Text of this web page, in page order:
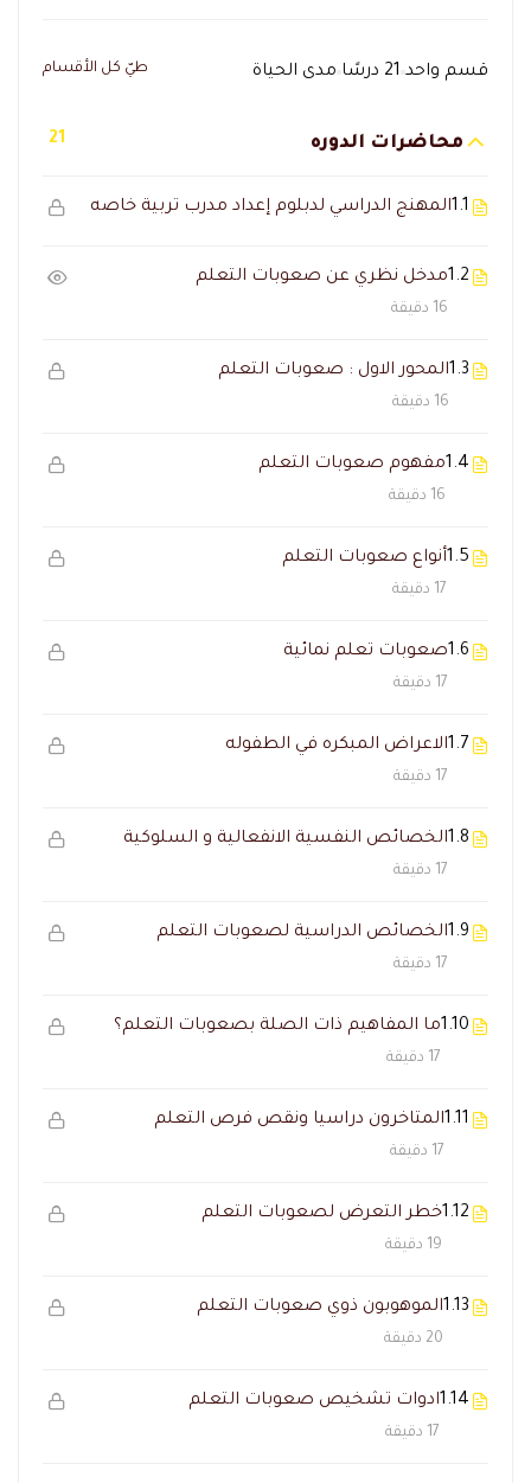
قسم واحد 21 درسًا مدى الحياة طيّ كل الأقسام
محاضرات الدوره 21
1.1المهنج الدراسي لدبلوم إعداد مدرب تربية خاصه
1.2مدخل نظري عن صعوبات التعلم
16 دقيقة
1.3المحور الاول : صعوبات التعلم
16 دقيقة
1.4مفهوم صعوبات التعلم
16 دقيقة
1.5أنواع صعوبات التعلم
17 دقيقة
1.6صعوبات تعلم نمائية
17 دقيقة
1.7الاعراض المبكره في الطفوله
17 دقيقة
1.8الخصائص النفسية الانفعالية و السلوكية
17 دقيقة
1.9الخصائص الدراسية لصعوبات التعلم
17 دقيقة
1.10ما المفاهيم ذات الصلة بصعوبات التعلم؟
17 دقيقة
1.11المتاخرون دراسيا ونقص فرص التعلم
17 دقيقة
1.12خطر التعرض لصعوبات التعلم
19 دقيقة
1.13الموهوبون ذوي صعوبات التعلم
20 دقيقة
1.14ادوات تشخيص صعوبات التعلم
17 دقيقة